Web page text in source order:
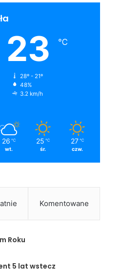
23 ℃
28º - 21º
48%
3.2 km/h
26 ℃
wt.
25 ℃
śr.
27 ℃
czw.
Komentowane
Roku
5 lat wstecz